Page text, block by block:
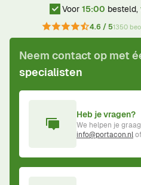
Voor 15:00 besteld,
4.6 / 51350
Neem contact op met
specialisten
Heb je vragen?
We helpen je
info@portacon.nl